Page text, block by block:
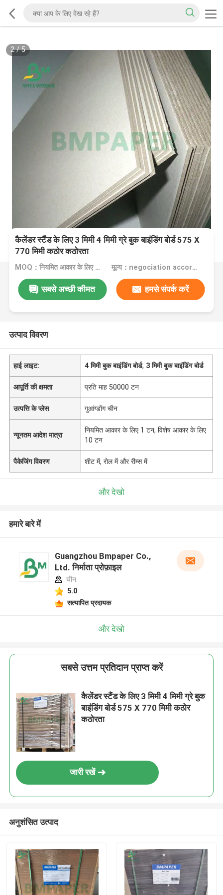
2/5
कैलेंडर स्टैंड के लिए 3 मिमी 4 मिमी ग्रे बुक बाइंडिंग बोर्ड 575 X
770 मिमी कठोर कठोरता
MOQ：नियमित आकार के लिए 1 टन, विशेष आकार के लिए 10 टन मूल्य：negociation according to size, quantity and gsm
सबसे अच्छी कीमत हमसे संपर्क करें
उत्पाद विवरण
हाई लाइट: 4 मिमी बुक बाइंडिंग बोर्ड, 3 मिमी बुक बाइंडिंग बोर्ड
आपूर्ति की क्षमता प्रति माह 50000 टन
उत्पत्ति के प्लेस गुआंग्डोंग चीन
न्यूनतम आदेश मात्रा
नियमित आकार के लिए 1 टन, विशेष आकार के लिए
10 टन
पैकेजिंग विवरण शीट में, रोल में और रीम्स में
और देखो
हमारे बारे में
Guangzhou Bmpaper Co.,
Ltd. निर्माता प्रोफ़ाइल
चीन
5.0
सत्यापित प्रदायक
और देखो
सबसे उत्तम प्रतिदान प्राप्त करें
कैलेंडर स्टैंड के लिए 3 मिमी 4 मिमी ग्रे बुक
बाइंडिंग बोर्ड 575 X 770 मिमी कठोर
कठोरता
जारी रखें
अनुशंसित उत्पाद